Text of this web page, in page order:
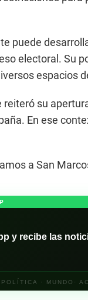
puede
electoral. Su
espacios
su
En ese
a San
y recibe las
· MUNDO·